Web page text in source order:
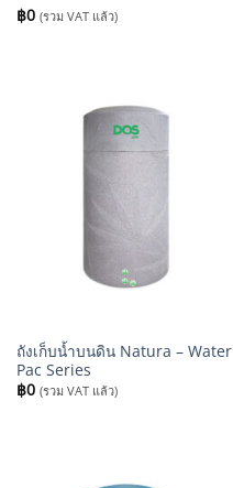
฿0 (รวม VAT แล้ว)
ถังเก็บน้ำบนดิน Natura – Water
Pac Series
฿0 (รวม VAT แล้ว)